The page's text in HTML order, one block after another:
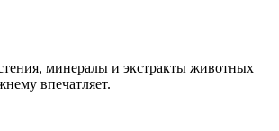
минералы и экстракты животных
впечатляет.